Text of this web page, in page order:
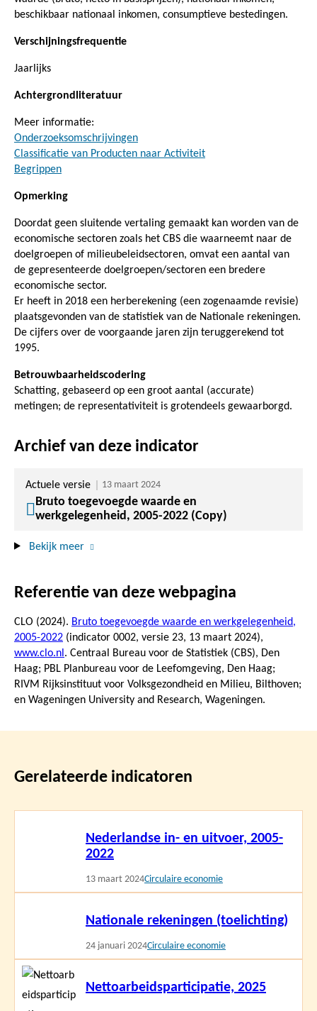
beschikbaar nationaal inkomen, consumptieve bestedingen.
Verschijningsfrequentie
Jaarlijks
Achtergrondliteratuur
Meer informatie:
Onderzoeksomschrijvingen
Classificatie van Producten naar Activiteit
Begrippen
Opmerking
Doordat geen sluitende vertaling gemaakt kan worden van de
economische sectoren zoals het CBS die waarneemt naar de
doelgroepen of milieubeleidsectoren, omvat een aantal van
de gepresenteerde doelgroepen/sectoren een bredere
economische sector.
Er heeft in 2018 een herberekening (een zogenaamde revisie)
plaatsgevonden van de statistiek van de Nationale rekeningen.
De cijfers over de voorgaande jaren zijn teruggerekend tot
1995.
Betrouwbaarheidscodering
Schatting, gebaseerd op een groot aantal (accurate)
metingen; de representativiteit is grotendeels gewaarborgd.
Archief van deze indicator
Actuele versie 13 maart 2024
Bruto toegevoegde waarde en
werkgelegenheid, 2005-2022 (Copy)
Bekijk meer
Referentie van deze webpagina
CLO (2024). Bruto toegevoegde waarde en werkgelegenheid,
2005-2022 (indicator 0002, versie 23, 13 maart 2024),
www.clo.nl . Centraal Bureau voor de Statistiek (CBS), Den
Haag; PBL Planbureau voor de Leefomgeving, Den Haag;
RIVM Rijksinstituut voor Volksgezondheid en Milieu, Bilthoven;
en Wageningen University and Research, Wageningen.
Gerelateerde indicatoren
Nederlandse in- en uitvoer, 2005-
2022
13 maart 2024Circulaire economie
Nationale rekeningen (toelichting)
24 januari 2024Circulaire economie
Nettoarbeidsparticipatie, 2025
Lees
meer